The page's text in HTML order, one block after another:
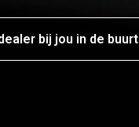
bij jou in de buurt